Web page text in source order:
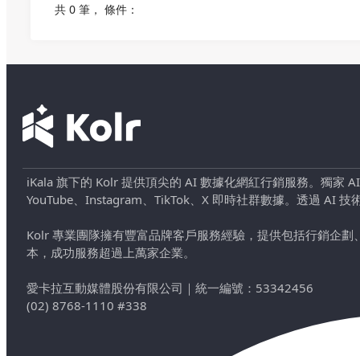
共 0 筆 ， 條件：
iKala 旗下的 Kolr 提供頂尖的 AI 數據化網紅行銷服務。獨家
YouTube、Instagram、TikTok、X 即時社群數據。透過 AI
Kolr 專業團隊擁有豐富品牌客戶服務經驗，提供包括行銷企
本，成功服務超過上萬家企業。
愛卡拉互動媒體股份有限公司 ｜ 統一編號：53342456
(02) 8768-1110 #338